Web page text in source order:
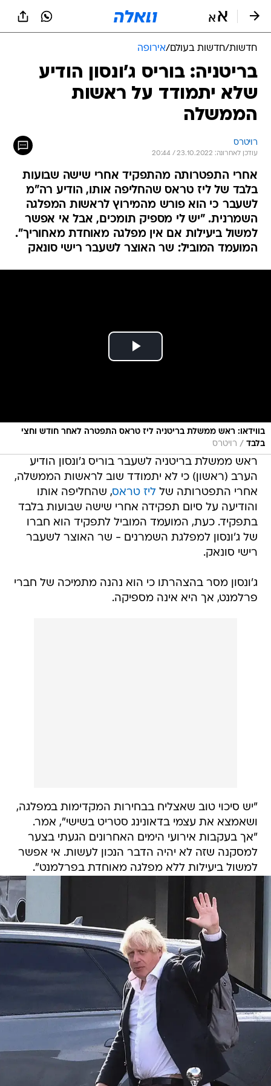
חדשות/חדשות בעולם/אירופה
בריטניה: בוריס ג'ונסון הודיע
שלא יתמודד על ראשות
הממשלה
רויטרס
עודכן לאחרונה: 23.10.2022 / 20:44
אחרי התפטרותה מהתפקיד אחרי שישה שבועות
בלבד של ליז טראס שהחליפה אותו, הודיע רה"מ
לשעבר כי הוא פורש מהמירוץ לראשות המפלגה
השמרנית. "יש לי מספיק תומכים, אבל אי אפשר
למשול ביעילות אם אין מפלגה מאוחדת מאחוריך".
המועמד המוביל: שר האוצר לשעבר רישי סונאק
בווידאו: ראש ממשלת בריטניה ליז טראס התפטרה לאחר חודש וחצי
בלבד / רויטרס
ראש ממשלת בריטניה לשעבר בוריס ג'ונסון הודיע
הערב (ראשון) כי לא יתמודד שוב לראשות הממשלה,
אחרי התפטרותה שלליז טראס, שהחליפה אותו
והודיעה על סיום תפקידה אחרי שישה שבועות בלבד
בתפקיד. כעת, המועמד המוביל לתפקיד הוא חברו
של ג'ונסון למפלגת השמרנים - שר האוצר לשעבר
רישי סונאק.
ג'ונסון מסר בהצהרתו כי הוא נהנה מתמיכה של חברי
פרלמנט, אך היא אינה מספיקה.
"יש סיכוי טוב שאצליח בבחירות המקדימות במפלגה,
ושאמצא את עצמי בדאונינג סטריט בשישי", אמר.
"אך בעקבות אירועי הימים האחרונים הגעתי בצער
למסקנה שזה לא יהיה הדבר הנכון לעשות. אי אפשר
למשול ביעילות ללא מפלגה מאוחדת בפרלמנט".